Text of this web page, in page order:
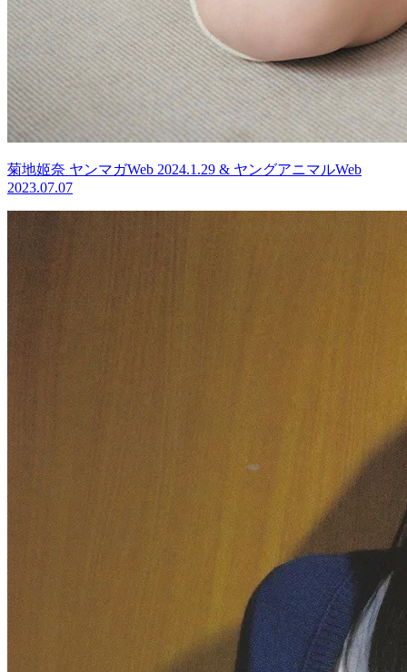
菊地姬奈 ヤンマガWeb 2024.1.29 & ヤングアニマルWeb
2023.07.07